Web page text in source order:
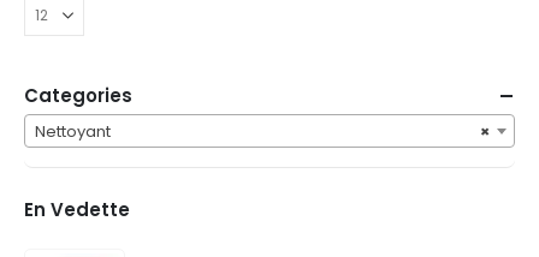
Categories
×
Nettoyant
En Vedette